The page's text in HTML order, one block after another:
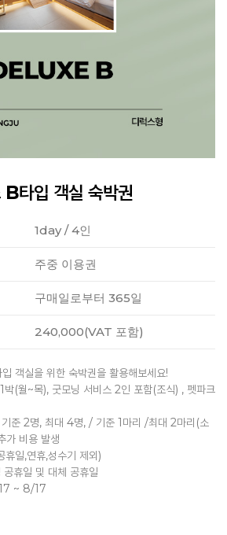
B타입 객실 숙박권
1day / 4인
주중 이용권
구매일로부터 365일
240,000(VAT 포함)
객실을 위한 숙박권을 활용해보세요!
(월~목), 굿모닝 서비스 2인 포함(조식) , 펫파크
준 2명, 최대 4명, / 기준 1마리 /최대 2마리(소
가 비용 발생
일,연휴,성수기 제외)
휴일 및 대체 공휴일
~ 8/17